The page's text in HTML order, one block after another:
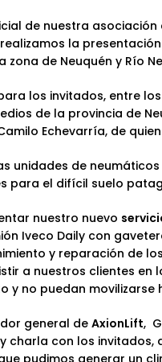
de nuestra asociación
la
de Neuquén y Río
los invitados, entre
de la provincia de
Echevarría, de
unidades de neumáticos
para el difícil suelo
nuestro nuevo
Iveco Daily con
y reparación de
a nuestros clientes
y no puedan movilizarse
general deAxionLift,
charla con los invitados,